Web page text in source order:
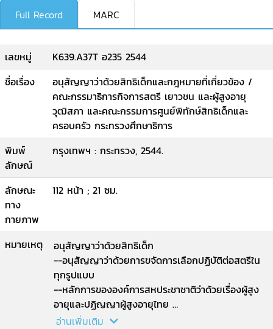
Full Record MARC
เลขหมู่
K639.A37T อ235 2544
ชื่อเรื่อง
อนุสัญญาว่าด้วยสิทธิเด็กและกฎหมายที่เกี่ยวข้อง /
คณะกรรมาธิการกิจการสตรี เยาวชน และผู้สูงอายุ
วุฒิสภา และคณะกรรมการศูนย์พิทักษ์สิทธิเด็กและ
ครอบครัว กระทรวงศึกษาธิการ
พิมพ์
ลักษณ์
กรุงเทพฯ : กระทรวง, 2544.
ลักษณะ
ทาง
กายภาพ
112 หน้า ; 21 ซม.
หมายเหตุ
อนุสัญญาว่าด้วยสิทธิเด็ก
--อนุสัญญาว่าด้วยการขจัดการเลือกปฏิบัติต่อสตรีใน
ทุกรูปแบบ
--หลักการขององค์การสหประชาชาติว่าด้วยเรื่องผู้สูง
อายุและปฏิญญาผู้สูงอายุไทย
--ปฏิญญาว่าด้วยสิทธิคนพิการไทย.
อ่านเพิ่มเติม